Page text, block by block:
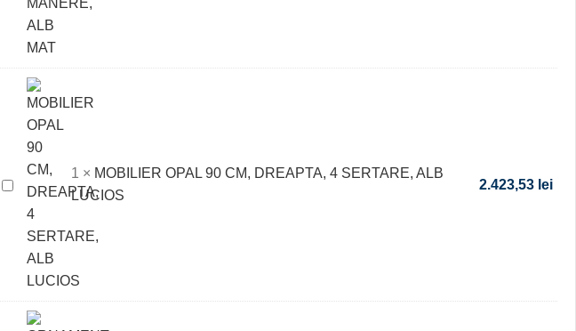
DOUA
SERTARE
SOFT-
CLOSE,
FARA
MANERE,
ALB
MAT
MOBILIER
OPAL
DREAPTA,
SERTARE,
1 × MOBILIER OPAL 90 CM, DREAPTA, 4 SERTARE, ALB
LUCIOS
2.423,53 lei